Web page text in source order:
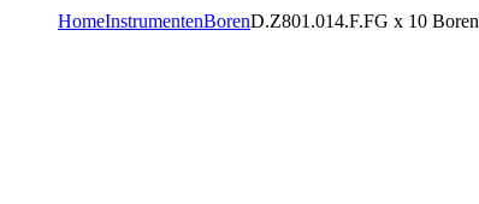
HomeInstrumentenBorenD.Z801.014.F.FG x 10 Boren